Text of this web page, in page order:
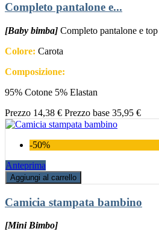
Completo pantalone e...
[Baby bimba] Completo pantalone e top
Colore: Carota
Composizione:
95% Cotone 5% Elastan
Prezzo 14,38 € Prezzo base 35,95 €
-50%
Anteprima
Aggiungi al carrello
Camicia stampata bambino
[Mini Bimbo]